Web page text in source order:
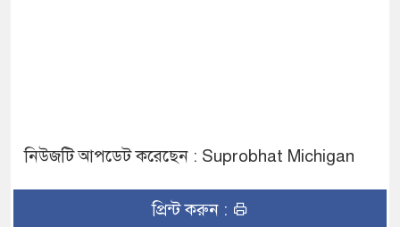
নিউজটি আপডেট করেছেন : Suprobhat Michigan
প্রিন্ট করুন :